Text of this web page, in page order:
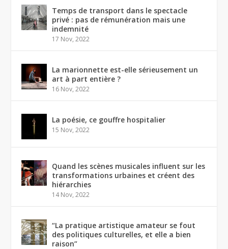
Temps de transport dans le spectacle
privé : pas de rémunération mais une
indemnité
17 Nov, 2022
La marionnette est-elle sérieusement un
art à part entière ?
16 Nov, 2022
La poésie, ce gouffre hospitalier
15 Nov, 2022
Quand les scènes musicales influent sur les
transformations urbaines et créent des
hiérarchies
14 Nov, 2022
“La pratique artistique amateur se fout
des politiques culturelles, et elle a bien
raison”